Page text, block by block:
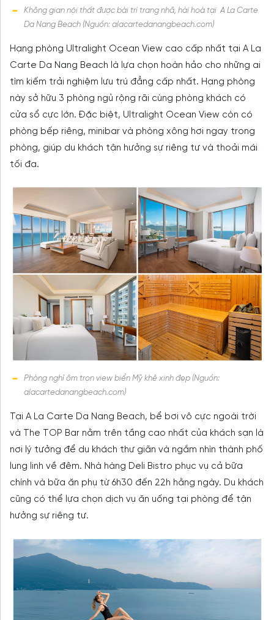
Không gian nội thất được bài trí trang nhã, hài hoà tại A La Carte
Da Nang Beach (Nguồn: alacartedanangbeach.com)
Hạng phòng Ultralight Ocean View cao cấp nhất tại A La
Carte Da Nang Beach là lựa chọn hoàn hảo cho những ai
tìm kiếm trải nghiệm lưu trú đẳng cấp nhất. Hạng phòng
này sở hữu 3 phòng ngủ rộng rãi cùng phòng khách có
cửa sổ cực lớn. Đặc biệt, Ultralight Ocean View còn có
phòng bếp riêng, minibar và phòng xông hơi ngay trong
phòng, giúp du khách tận hưởng sự riêng tư và thoải mái
tối đa.
Phòng nghỉ ôm trọn view biển Mỹ khê xinh đẹp (Nguồn:
alacartedanangbeach.com)
Tại A La Carte Da Nang Beach, bể bơi vô cực ngoài trời
và The TOP Bar nằm trên tầng cao nhất của khách sạn là
nơi lý tưởng để du khách thư giãn và ngắm nhìn thành phố
lung linh về đêm. Nhà hàng Deli Bistro phục vụ cả bữa
chính và bữa ăn phụ từ 6h30 đến 22h hằng ngày. Du khách
cũng có thể lựa chọn dịch vụ ăn uống tại phòng để tận
hưởng sự riêng tư.